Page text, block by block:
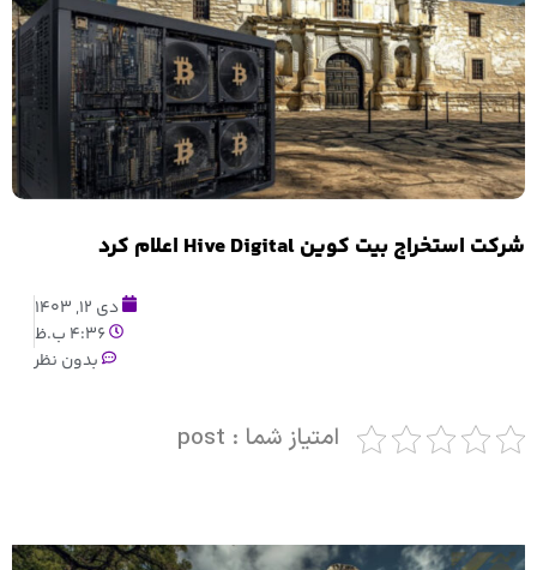
شرکت استخراج بیت کوین Hive Digital اعلام کرد
دی 12, 1403
4:36 ب.ظ
بدون نظر
امتیاز شما : post